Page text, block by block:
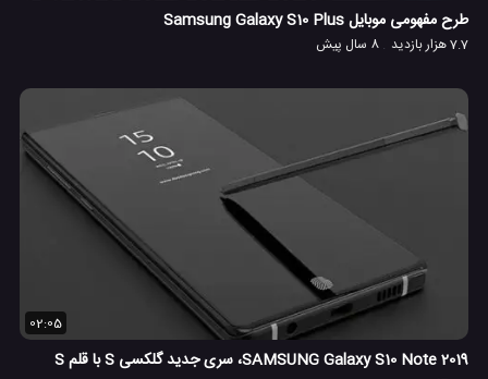
طرح مفهومی موبایل Samsung Galaxy S10 Plus
7.7 هزار بازدید 8 سال پیش
02:05
SAMSUNG Galaxy S10 Note 2019، سری جدید گلکسی S با قلم S